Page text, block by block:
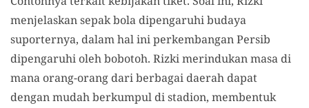
menjelaskan sepak bola dipengaruhi budaya
suporternya, dalam hal ini perkembangan Persib
dipengaruhi oleh bobotoh. Rizki merindukan masa di
mana orang-orang dari berbagai daerah dapat
dengan mudah berkumpul di stadion, membentuk